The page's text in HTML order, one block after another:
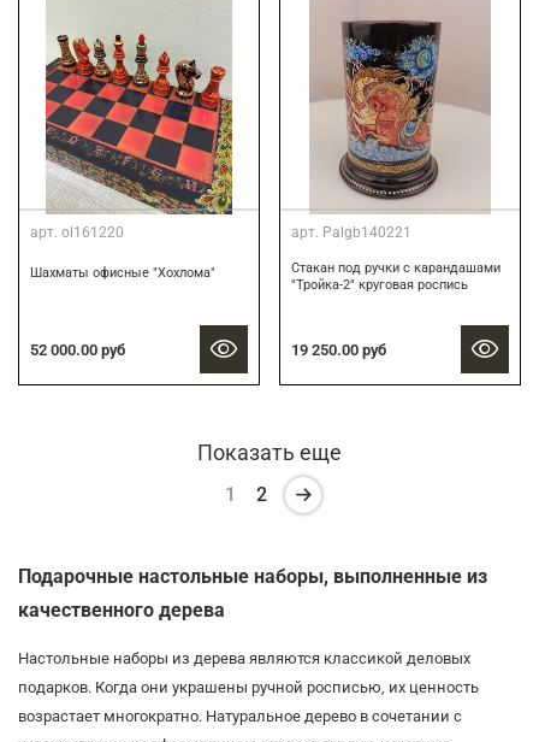
арт. ol161220
Шахматы офисные "Хохлома"
52 000.00 руб
арт. Palgb140221
Стакан под ручки с карандашами
"Тройка-2" круговая роспись
19 250.00 руб
Показать еще
1 2
Подарочные настольные наборы, выполненные из
качественного дерева
Настольные наборы из дерева являются классикой деловых
подарков. Когда они украшены ручной росписью, их ценность
возрастает многократно. Натуральное дерево в сочетании с